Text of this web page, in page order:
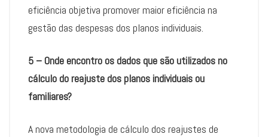
eficiência objetiva promover maior eficiência na
gestão das despesas dos planos individuais.
5 – Onde encontro os dados que são utilizados no
cálculo do reajuste dos planos individuais ou
familiares?
A nova metodologia de cálculo dos reajustes de